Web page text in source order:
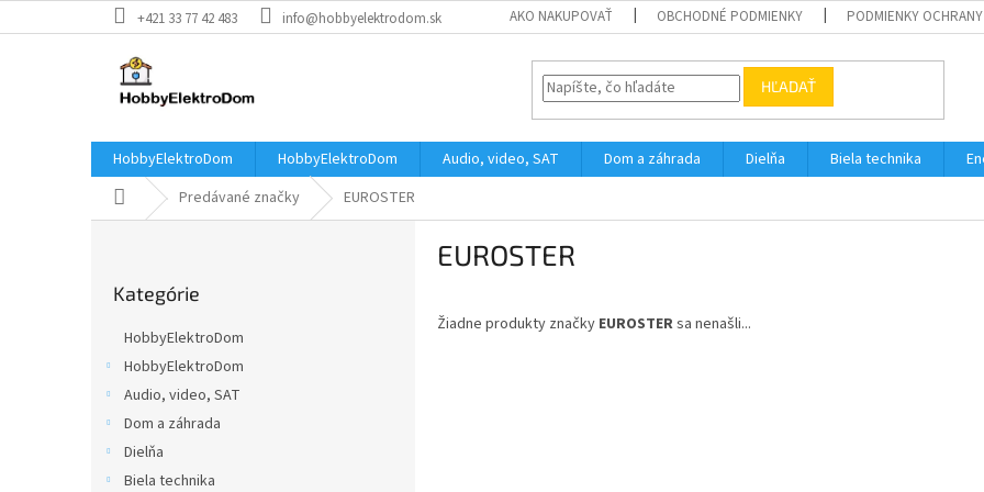
na
+421 33 77 42 483 info@hobbyelektrodom.sk AKO NAKUPOVAŤ OBCHODNÉ PODMIENKY PODMIENKY OCHRANY
HĽADAŤ
HobbyElektroDom HobbyElektroDom Audio, video, SAT Dom a záhrada Dielňa Biela technika
DomovPredávané značky EUROSTER
kategórie
Kategórie
HobbyElektroDom
HobbyElektroDom
Audio, video, SAT
Dom a záhrada
Dielňa
Biela technika
EUROSTER
Žiadne produkty značky EUROSTERsa nenašli...